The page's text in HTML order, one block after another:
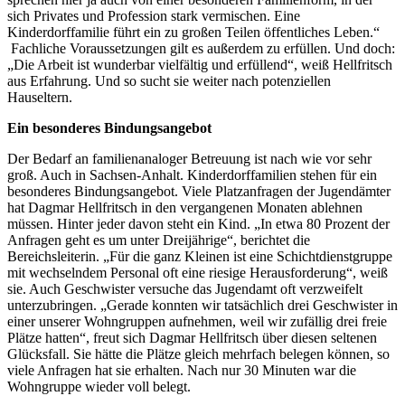
sich Privates und Profession stark vermischen. Eine
Kinderdorffamilie führt ein zu großen Teilen öffentliches Leben.“
Fachliche Voraussetzungen gilt es außerdem zu erfüllen. Und doch:
„Die Arbeit ist wunderbar vielfältig und erfüllend“, weiß Hellfritsch
aus Erfahrung. Und so sucht sie weiter nach potenziellen
Hauseltern.
Ein besonderes Bindungsangebot
Der Bedarf an familienanaloger Betreuung ist nach wie vor sehr
groß. Auch in Sachsen-Anhalt. Kinderdorffamilien stehen für ein
besonderes Bindungsangebot. Viele Platzanfragen der Jugendämter
hat Dagmar Hellfritsch in den vergangenen Monaten ablehnen
müssen. Hinter jeder davon steht ein Kind. „In etwa 80 Prozent der
Anfragen geht es um unter Dreijährige“, berichtet die
Bereichsleiterin. „Für die ganz Kleinen ist eine Schichtdienstgruppe
mit wechselndem Personal oft eine riesige Herausforderung“, weiß
sie. Auch Geschwister versuche das Jugendamt oft verzweifelt
unterzubringen. „Gerade konnten wir tatsächlich drei Geschwister in
einer unserer Wohngruppen aufnehmen, weil wir zufällig drei freie
Plätze hatten“, freut sich Dagmar Hellfritsch über diesen seltenen
Glücksfall. Sie hätte die Plätze gleich mehrfach belegen können, so
viele Anfragen hat sie erhalten. Nach nur 30 Minuten war die
Wohngruppe wieder voll belegt.